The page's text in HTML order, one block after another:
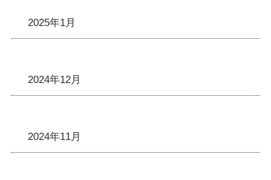
2025年1月
2024年12月
2024年11月